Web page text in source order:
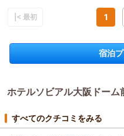
なく1つは故障中で待たされま
でも、機会があればまた利用
宿泊プラン：
【食事なし】 駅まで
区で快適ステイ＜大浴場あり＞
シ
ホテルソビアル大阪ドーム前から
だき誠にありがとうございま
しく存じます。
また、コインランドリーに
|< 最初 1
宿泊
ホテルソビアル大阪ドーム
すべてのクチコミをみる